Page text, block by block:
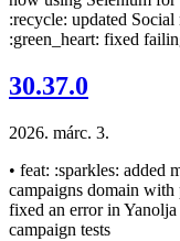
:recycle: updated
:green_heart: fixed
30.37.0
2026. márc. 3.
• feat: :sparkles: added
campaigns domain
fixed an error in Yanolja
campaign tests